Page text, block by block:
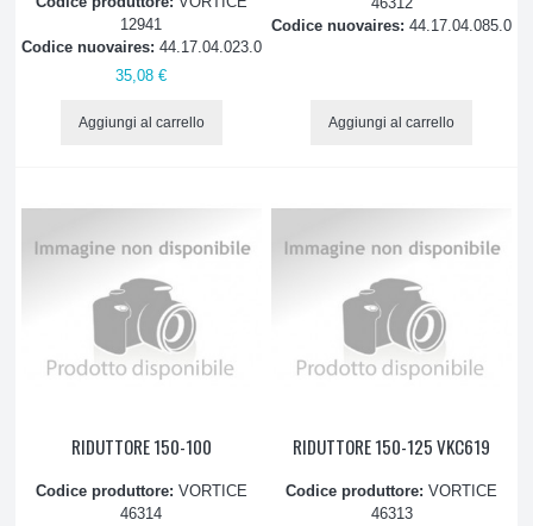
12941
Codice nuovaires: 44.17.04.023.0
35,08 €
Aggiungi al carrello
Codice nuovaires:44.17.04.085.0
Aggiungi al carrello
RIDUTTORE 150-100
Codice produttore: VORTICE
46314
RIDUTTORE 150-125 VKC619
Codice produttore:VORTICE
46313